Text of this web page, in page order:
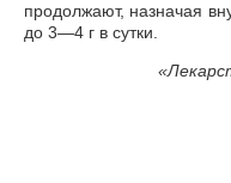
продолжают, назначая
до 3—4 г в сутки.
«